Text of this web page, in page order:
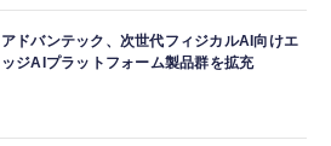
アドバンテック、次世代フィジカルAI向けエ
ッジAIプラットフォーム製品群を拡充